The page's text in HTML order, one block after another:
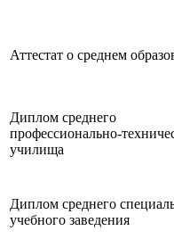
Аттестат о среднем
Диплом среднего
профессионально-
училища
Диплом среднего
учебного заведения